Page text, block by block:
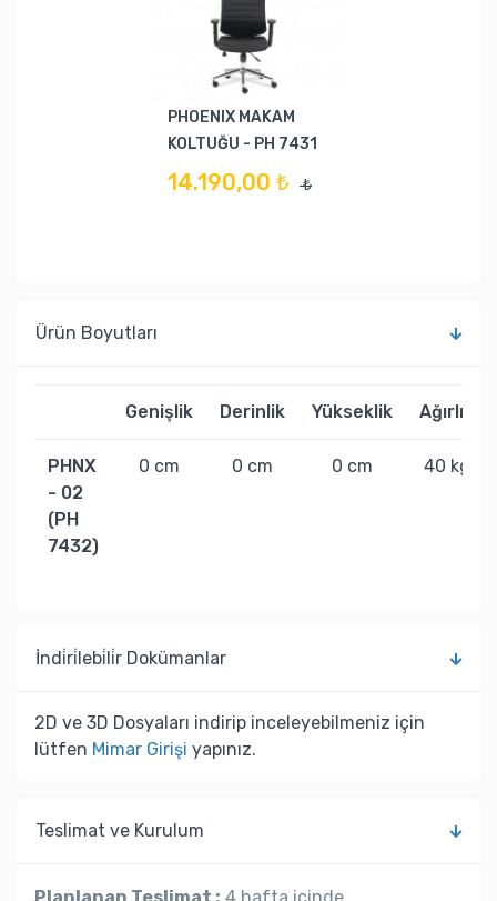
PHOENIX MAKAM
KOLTUĞU - PH 7431
14.190,00 ₺ ₺
Ürün Boyutları
Genişlik Derinlik Yükseklik Ağırlık
PHNX
- 02
(PH
7432)
0 cm 0 cm 0 cm 40 kg
İndi̇ri̇lebi̇li̇r Dokümanlar
2D ve 3D Dosyaları indirip inceleyebilmeniz için
lütfen Mimar Girişi yapınız.
Teslimat ve Kurulum